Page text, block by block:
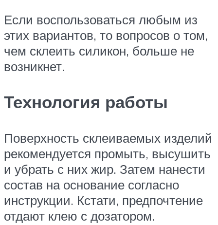
Если воспользоваться любым из
этих вариантов, то вопросов о том,
чем склеить силикон, больше не
возникнет.
Технология работы
Поверхность склеиваемых изделий
рекомендуется промыть, высушить
и убрать с них жир. Затем нанести
состав на основание согласно
инструкции. Кстати, предпочтение
отдают клею с дозатором.